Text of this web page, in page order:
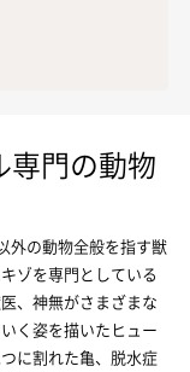
専門の動物
外の動物全般を指す獣
ゾを専門としている
、神無がさまざまな
く姿を描いたヒュー
に割れた亀、脱水症